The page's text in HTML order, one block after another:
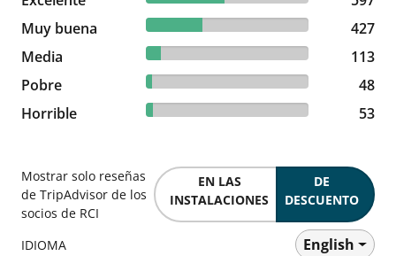
Muy buena
34.49% reviewed Muy buena
427 reviews
427
Media
9.13% reviewed Media
113 reviews
113
Pobre
3.88% reviewed Pobre
48 reviews
48
Horrible
4.28% reviewed Horrible
53 reviews 53
Mostrar solo reseñas
de TripAdvisor de los
socios de RCI
EN LAS
INSTALACIONES
DE
DESCUENTO
IDIOMA English